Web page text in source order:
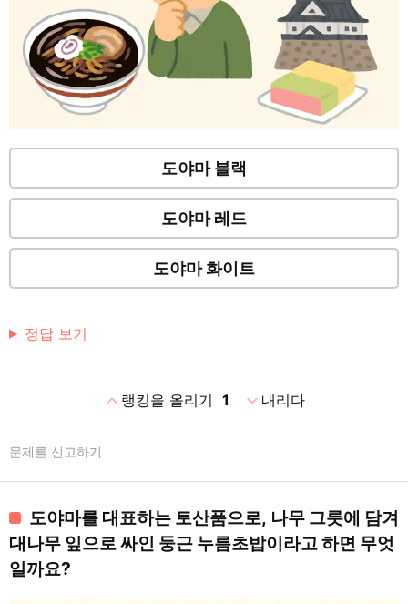
도야마 블랙
도야마 레드
도야마 화이트
정답 보기
expand_less랭킹을 올리기 1 expand_more내리다
문제를 신고하기
도야마를 대표하는 토산품으로, 나무 그릇에 담겨
대나무 잎으로 싸인 둥근 누름초밥이라고 하면 무엇
일까요?